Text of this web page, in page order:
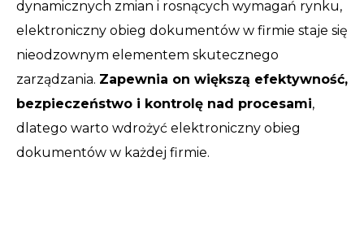
dynamicznych zmian i rosnących wymagań rynku,
elektroniczny obieg dokumentów w firmie staje się
nieodzownym elementem skutecznego
zarządzania. Zapewnia on większą efektywność,
bezpieczeństwo i kontrolę nad procesami,
dlatego warto wdrożyć elektroniczny obieg
dokumentów w każdej firmie.